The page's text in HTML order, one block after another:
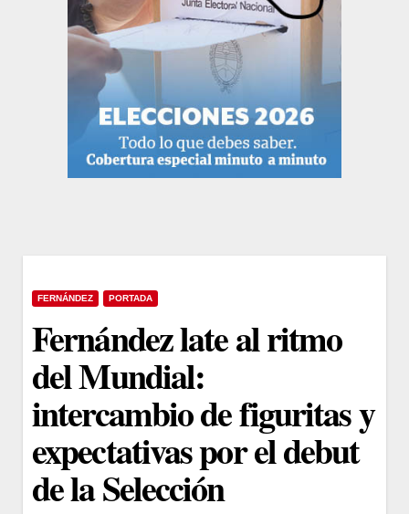
FERNÁNDEZ PORTADA
Fernández late al ritmo
del Mundial:
intercambio de figuritas y
expectativas por el debut
de la Selección